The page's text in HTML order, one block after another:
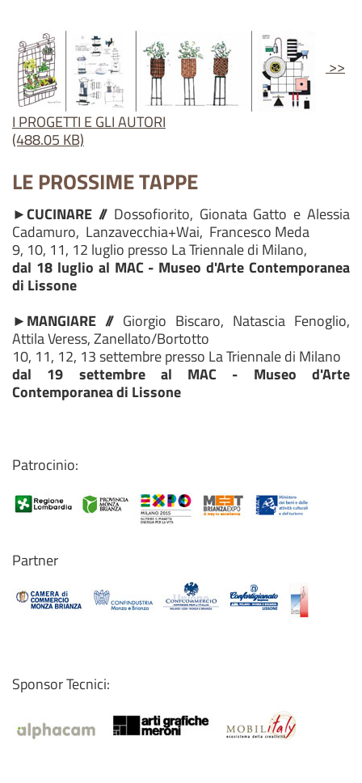
>>
I PROGETTI E GLI AUTORI
(488.05 KB)
LE PROSSIME TAPPE
►CUCINARE //Dossofiorito, Gionata Gatto e Alessia
Cadamuro, Lanzavecchia+Wai, Francesco Meda
9, 10, 11, 12 luglio presso La Triennale di Milano,
dal 18 luglio al MAC - Museo d'Arte Contemporanea
di Lissone
►MANGIARE // Giorgio Biscaro, Natascia Fenoglio,
Attila Veress, Zanellato/Bortotto
10, 11, 12, 13 settembre presso La Triennale di Milano
dal 19 settembre al MAC - Museo d'Arte
Contemporanea di Lissone
Patrocinio:
Partner
Sponsor Tecnici: